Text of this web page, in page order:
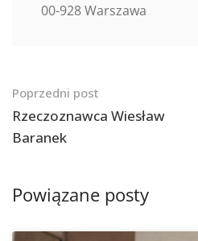
00-928 Warszawa
Nawigacja
po
postach
Poprzedni post
Rzeczoznawca Wiesław
Baranek
Powiązane posty